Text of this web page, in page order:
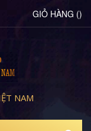
GIỎ HÀNG ()
NAM